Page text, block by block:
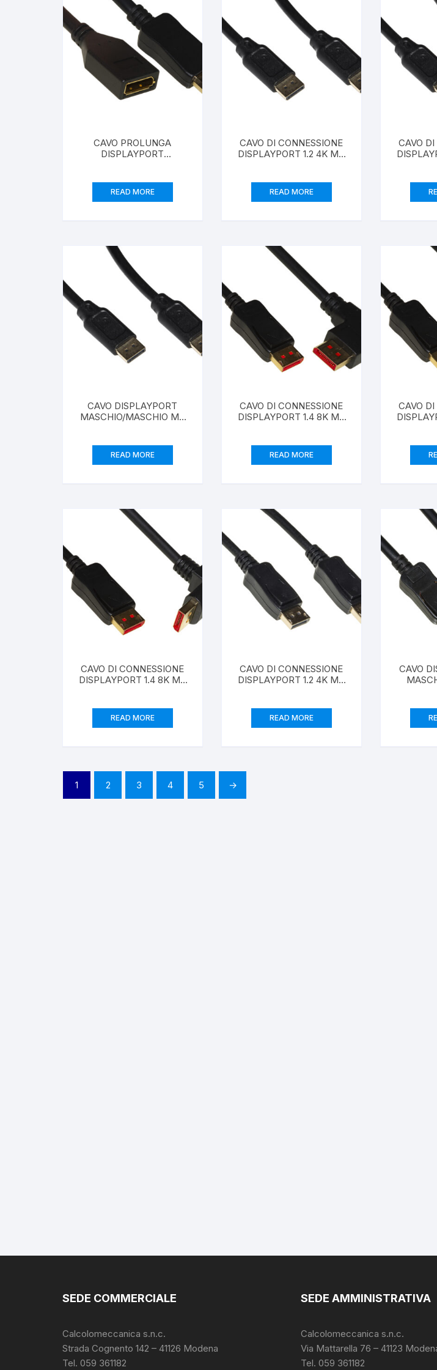
CAVO PROLUNGA
DISPLAYPORT
4K60HZ 21,6GBS MT 1
READ MORE
CAVO DI CONNESSIONE
DISPLAYPORT 1.2 4K MT
READ MORE
CAVO
CAVO DISPLAYPORT
MASCHIO/MASCHIO MT
READ MORE
CAVO DI CONNESSIONE
DISPLAYPORT 1.4 8K MT
READ MORE
CAVO
CAVO DI CONNESSIONE
DISPLAYPORT 1.4 8K MT
READ MORE
CAVO DI CONNESSIONE
DISPLAYPORT 1.2 4K MT
READ MORE
CAVO
1 2 3 4 5 →
SEDE COMMERCIALE
Calcolomeccanica s.n.c.
Strada Cognento 142 – 41126 Modena
Tel. 059 361182
SEDE AMMINISTRATIVA
Calcolomeccanica s.n.c.
Via Mattarella 76 – 41123
Tel. 059 361182